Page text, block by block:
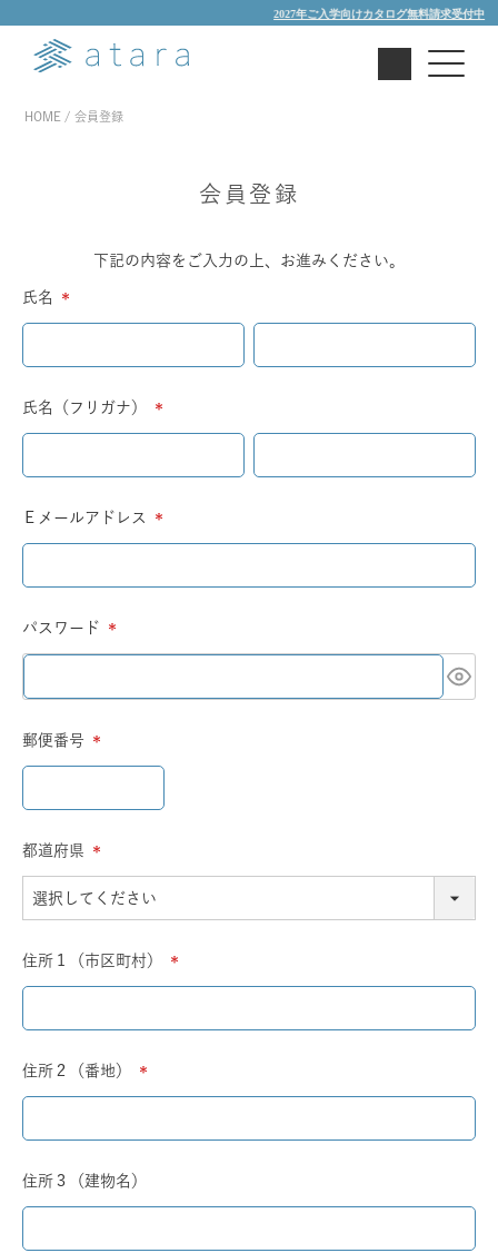
2027年ご入学向けカタログ無料請求受付中
HOME 会員登録
会員登録
下記の内容をご入力の上、お進みください。
氏名
(必
氏名（フリガナ）
(必
Ｅメールアドレス
(必
パスワード
(必
郵便番号
(必
都道府県
(必
須)
住所１（市区町村）
(必
住所２（番地）
(必
住所３（建物名）